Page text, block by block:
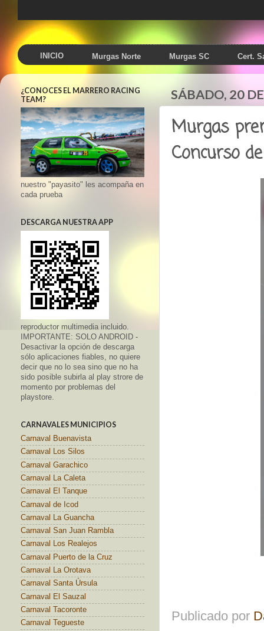
INICIO Murgas Norte Murgas SC Cert.
SÁBADO, 20
Murgas
Concurso
Publicado por
¿CONOCES EL MARRERO RACING
TEAM?
nuestro "payasito" les acompaña en
cada prueba
DESCARGA NUESTRA APP
reproductor multimedia incluido.
IMPORTANTE: SOLO ANDROID -
Desactivar la opción de descarga
sólo aplicaciones fiables, no quiere
decir que no lo sea sino que no ha
sido posible subirla al play strore de
momento por problemas del
playstore.
CARNAVALES MUNICIPIOS
Carnaval Buenavista
Carnaval Los Silos
Carnaval Garachico
Carnaval La Caleta
Carnaval El Tanque
Carnaval de Icod
Carnaval La Guancha
Carnaval San Juan Rambla
Carnaval Los Realejos
Carnaval Puerto de la Cruz
Carnaval La Orotava
Carnaval Santa Úrsula
Carnaval El Sauzal
Carnaval Tacoronte
Carnaval Tegueste